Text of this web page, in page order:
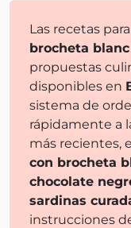
Las recetas para
brocheta
propuestas
disponibles en
sistema de
rápidamente a
más recientes,
con brocheta
chocolate
sardinas
instrucciones